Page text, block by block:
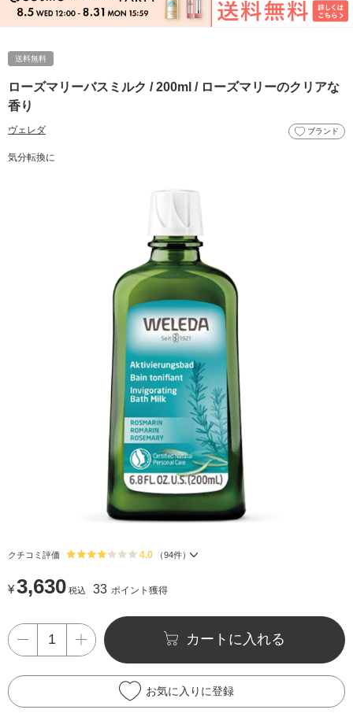
送料無料
ローズマリーバスミルク / 200ml / ローズマリーのクリアな
香り
ヴェレダ ブランド
気分転換に
クチコミ評価 4.0 （94件）
¥3,630 税込 33 ポイント獲得
カートに入れる
お気に入りに登録